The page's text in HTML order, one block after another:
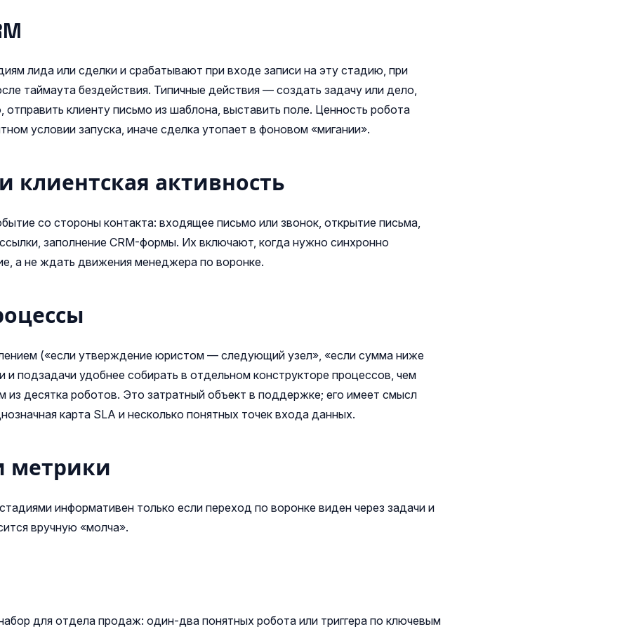
лида или сделки и срабатывают при входе записи на эту стадию, при
таймаута бездействия. Типичные действия — создать задачу или дело,
отправить клиенту письмо из шаблона, выставить поле. Ценность робота
условии запуска, иначе сделка утопает в фоновом «мигании».
клиентская активность
со стороны контакта: входящее письмо или звонок, открытие письма,
заполнение CRM-формы. Их включают, когда нужно синхронно
а не ждать движения менеджера по воронке.
(«если утверждение юристом — следующий узел», «если сумма ниже
и подзадачи удобнее собирать в отдельном конструкторе процессов, чем
из десятка роботов. Это затратный объект в поддержке; его имеет смысл
карта SLA и несколько понятных точек входа данных.
метрики
информативен только если переход по воронке виден через задачи и
вручную «молча».
для отдела продаж: один-два понятных робота или триггера по ключевым